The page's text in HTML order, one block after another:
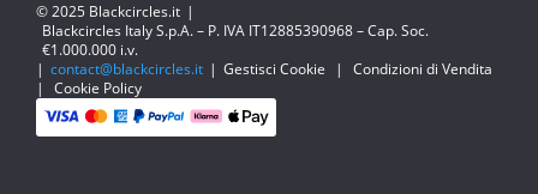
© 2025 Blackcircles.it |
Blackcircles Italy S.p.A. – P. IVA IT12885390968 – Cap. Soc.
€1.000.000 i.v.
| contact@blackcircles.it | Gestisci Cookie |
Condizioni di Vendita
|
Cookie Policy